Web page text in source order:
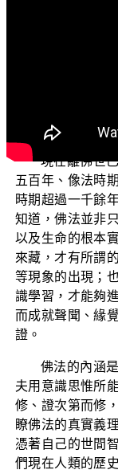
能夠作出正確的
現在離佛世
五百年、像法時
時期超過一千餘
知道，佛法並非
以及生命的根本
來藏，才有所謂
等現象的出現；
識學習，才能夠
而成就聲聞、緣
證。
佛法的內涵
夫用意識思惟所
修、證次第而修
瞭佛法的真實義
憑著自己的世間
們現在人類的歷